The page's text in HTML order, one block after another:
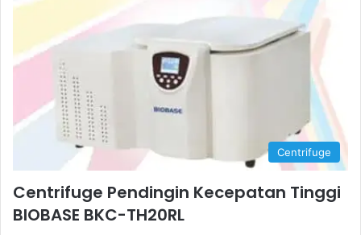
Centrifuge
Centrifuge Pendingin Kecepatan Tinggi
BIOBASE BKC-TH20RL